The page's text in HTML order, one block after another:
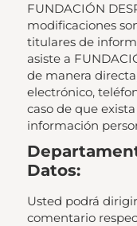
FUNDACIÓN
modificaciones
titulares de
asiste a
de manera
electrónico,
caso de que
información
Datos:
Usted podrá
comentario